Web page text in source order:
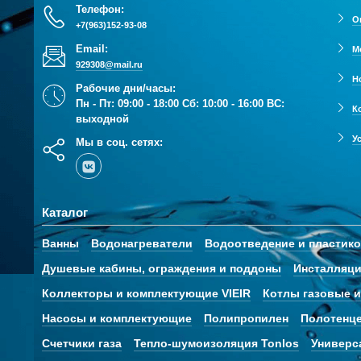
Телефон:
+7(963)152-93-08
Email:
929308@mail.ru
Рабочие дни/часы:
Пн - Пт: 09:00 - 18:00 Сб: 10:00 - 16:00 ВС:
выходной
Мы в соц. сетях:
Каталог
Ванны Водонагреватели
Водоотведение и
Душевые кабины, ограждения и поддоны
Коллекторы и комплектующие VIEIR
Котлы газовые
Насосы и комплектующие
Полипропилен
Счетчики газа
Тепло-шумоизоляция Tonlos